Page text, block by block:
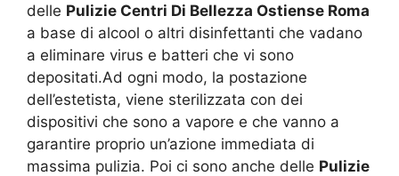
delle Pulizie Centri Di Bellezza Ostiense Roma
a base di alcool o altri disinfettanti che vadano
a eliminare virus e batteri che vi sono
depositati.Ad ogni modo, la postazione
dell’estetista, viene sterilizzata con dei
dispositivi che sono a vapore e che vanno a
garantire proprio un’azione immediata di
massima pulizia. Poi ci sono anche delle Pulizie